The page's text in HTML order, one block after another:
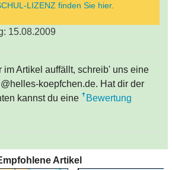
LIZENZ finden Sie hier.
15.08.2009
im Artikel auffällt, schreib' uns eine
koepfchen.de. Hat dir der
kannst du eine
Bewertung
Artikel